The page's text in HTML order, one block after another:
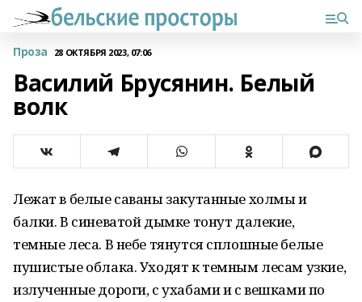
Проза 28 ОКТЯБРЯ 2023, 07:06
Василий Брусянин. Белый
волк
Лежат в белые саваны закутанные холмы и
балки. В синеватой дымке тонут далекие,
темные леса. В небе тянутся сплошные белые
пушистые облака. Уходят к темным лесам узкие,
излученные дороги, с ухабами и с вешками по